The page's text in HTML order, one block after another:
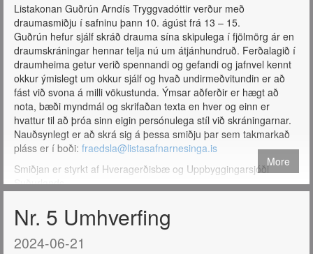
Listakonan Guðrún Arndís Tryggvadóttir verður með
draumasmiðju í safninu þann 10. ágúst frá 13 – 15.
Guðrún hefur sjálf skráð drauma sína skipulega í fjölmörg ár en
draumskráningar hennar telja nú um átjánhundruð. Ferðalagið í
draumheima getur verið spennandi og gefandi og jafnvel kennt
okkur ýmislegt um okkur sjálf og hvað undirmeðvitundin er að
fást við svona á milli vökustunda. Ýmsar aðferðir er hægt að
nota, bæði myndmál og skrifaðan texta en hver og einn er
hvattur til að þróa sinn eigin persónulega stíl við skráningarnar.
Nauðsynlegt er að skrá sig á þessa smiðju þar sem takmarkað
pláss er í boði: fraedsla@listasafnarnesinga.is
Smiðjan er styrkt af Hveragerðisbæ og Uppbyggingarsjóði
Suðurlands.
More
Nr. 5 Umhverfing
2024-06-21